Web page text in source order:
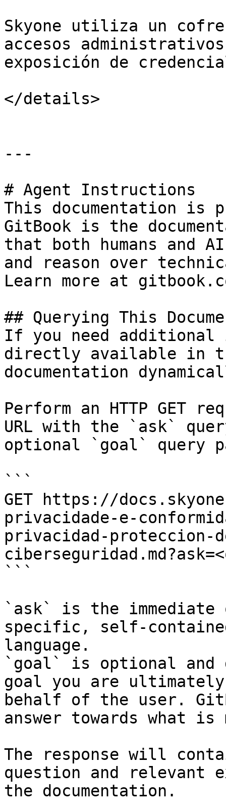
Skyone utiliza un cofre
accesos
exposición de
</details>
---
# Agent Instructions
This documentation is
GitBook is the
that both humans and
and reason over
Learn more at
## Querying This
If you need
directly available in
documentation
Perform an HTTP GET
URL with the `ask`
optional `goal` query
```
GET https://
privacidade-e-
privacidad-proteccion-
```
`ask` is the
specific, self-
language.
`goal` is optional and
goal you are
behalf of the user.
answer towards what
The response will
question and relevant
the documentation.